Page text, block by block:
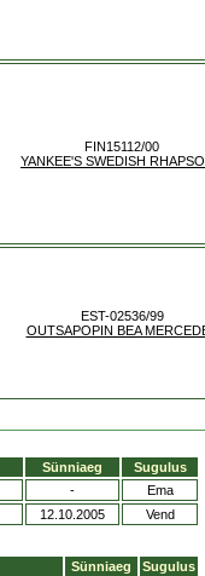
FIN15112/00
YANKEE'S SWEDISH
EST-02536/99
OUTSAPOPIN BEA
Sünniaeg
Sugulus
-
Ema
12.10.2005
Vend
Sünniaeg Sugulus